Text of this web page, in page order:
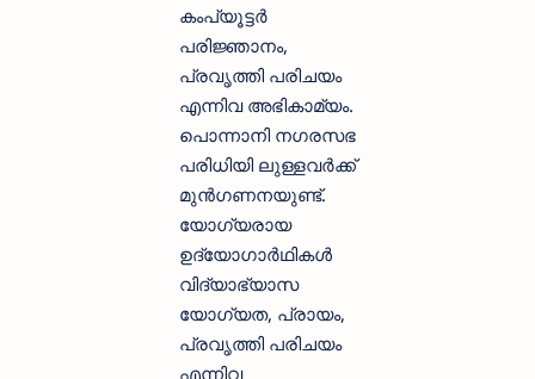
കംപ്യൂട്ടർ
പരിജ്ഞാനം,
പ്രവൃത്തി പരിചയം
എന്നിവ അഭികാമ്യം.
പൊന്നാനി നഗരസഭ
പരിധിയി ലുള്ളവർക്ക്
മുൻഗണനയുണ്ട്.
യോഗ്യരായ
ഉദ്യോഗാർഥികൾ
വിദ്യാഭ്യാസ
യോഗ്യത, പ്രായം,
പ്രവൃത്തി പരിചയം
എന്നിവ